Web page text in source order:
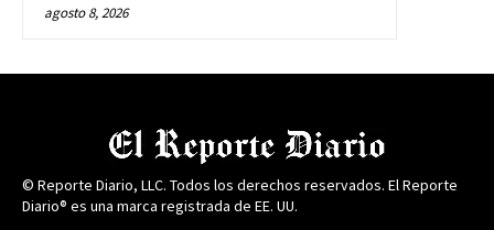
agosto 8, 2026
© Reporte Diario, LLC. Todos los derechos reservados. El Reporte
Diario® es una marca registrada de EE. UU.